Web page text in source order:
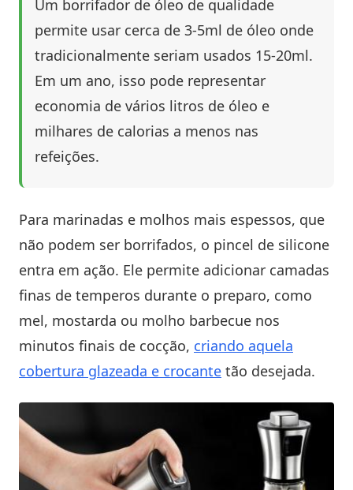
Um borrifador de óleo de qualidade
permite usar cerca de 3-5ml de óleo onde
tradicionalmente seriam usados 15-20ml.
Em um ano, isso pode representar
economia de vários litros de óleo e
milhares de calorias a menos nas
refeições.
Para marinadas e molhos mais espessos, que
não podem ser borrifados, o pincel de silicone
entra em ação. Ele permite adicionar camadas
finas de temperos durante o preparo, como
mel, mostarda ou molho barbecue nos
minutos finais de cocção, criando aquela
cobertura glazeada e crocante tão desejada.